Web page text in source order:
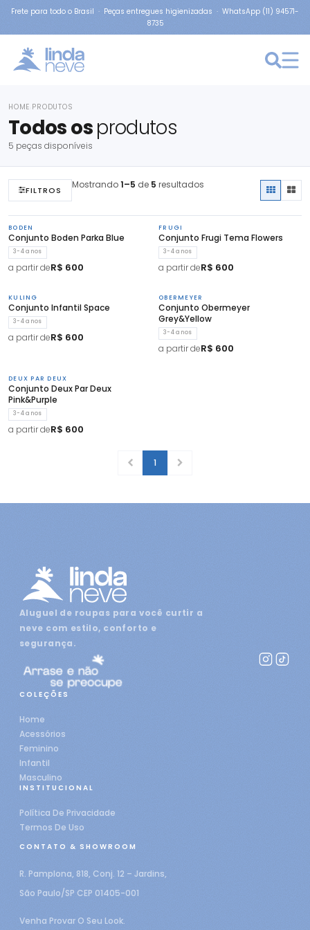
Frete para todo o Brasil · Peças entregues higienizadas · WhatsApp (11) 94571-
8735
HOME PRODUTOS
Todos osprodutos
5 peças disponíveis
FILTROS Mostrando1–5 de 5 resultados
BODEN
Conjunto Boden Parka Blue
3-4 anos
a partir deR$ 600
FRUGI
Conjunto Frugi Tema Flowers
3-4 anos
a partir deR$ 600
KULING
Conjunto Infantil Space
3-4 anos
a partir deR$ 600
OBERMEYER
Conjunto Obermeyer
Grey&Yellow
3-4 anos
a partir deR$ 600
DEUX PAR DEUX
Conjunto Deux Par Deux
Pink&Purple
3-4 anos
a partir deR$ 600
1
Aluguel de roupas para você curtir a
neve com estilo, conforto e
segurança.
COLEÇÕES
Home
Acessórios
Feminino
Infantil
Masculino
INSTITUCIONAL
Política De Privacidade
Termos De Uso
CONTATO & SHOWROOM
R. Pamplona, 818, Conj. 12 – Jardins,
São Paulo/SP CEP 01405-001
Venha Provar O Seu Look.